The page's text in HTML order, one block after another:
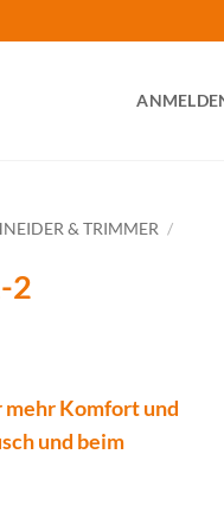
& TRIMMER /
2
Komfort und
und beim